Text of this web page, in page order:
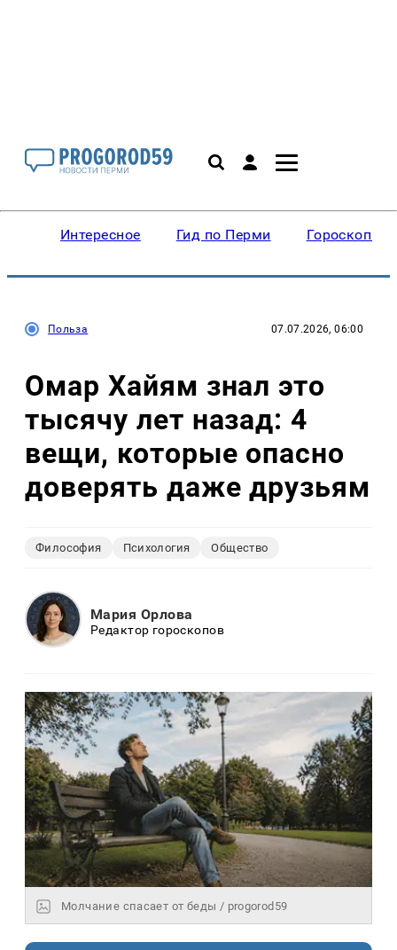
Интересное Гид по Перми Гороскопы
Польза 07.07.2026, 06:00
Омар Хайям знал это
тысячу лет назад: 4
вещи, которые опасно
доверять даже друзьям
Философия Психология Общество
Мария Орлова
Редактор гороскопов
Молчание спасает от беды / progorod59